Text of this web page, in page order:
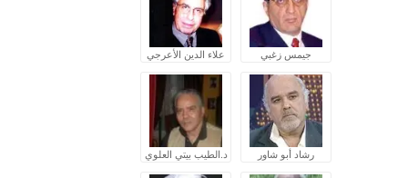
جيمس زغبي علاء الدين الأعرجي
رشاد أبو شاور د.الطيب بيتي العلوي